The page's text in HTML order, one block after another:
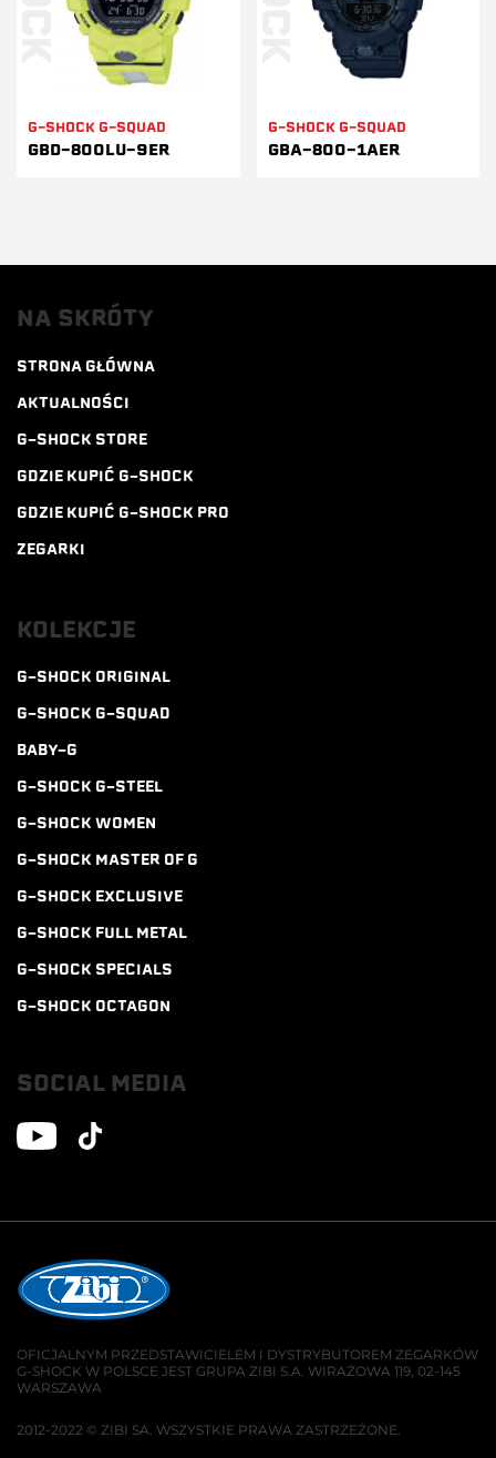
G-SHOCK G-SQUAD
GBD-800LU-9ER
G-SHOCK G-SQUAD
GBA-800-1AER
NA SKRÓTY
STRONA GŁÓWNA
AKTUALNOŚCI
G-SHOCK STORE
GDZIE KUPIĆ G-SHOCK
GDZIE KUPIĆ G-SHOCK PRO
ZEGARKI
KOLEKCJE
G-SHOCK ORIGINAL
G-SHOCK G-SQUAD
BABY-G
G-SHOCK G-STEEL
G-SHOCK WOMEN
G-SHOCK MASTER OF G
G-SHOCK EXCLUSIVE
G-SHOCK FULL METAL
G-SHOCK SPECIALS
G-SHOCK OCTAGON
SOCIAL MEDIA
OFICJALNYM PRZEDSTAWICIELEM I DYSTRYBUTOREM ZEGARKÓW
G-SHOCK W POLSCE JEST GRUPA ZIBI S.A. WIRAŻOWA 119, 02-145
WARSZAWA
2012-2022 © ZIBI SA. WSZYSTKIE PRAWA ZASTRZEŻONE.